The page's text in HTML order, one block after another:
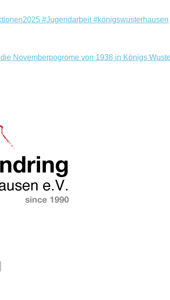
#Jugendarbeit #königswusterhausen
Novemberpogrome von 1938 in Königs